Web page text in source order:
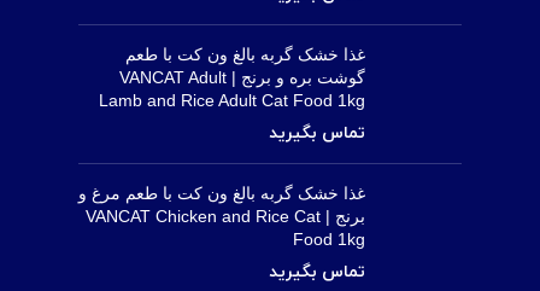
غذا خشک گربه بالغ ون کت با طعم
گوشت بره و برنج | VANCAT Adult
Lamb and Rice Adult Cat Food 1kg
غذا خشک گربه بالغ ون کت با طعم مرغ و
برنج | VANCAT Chicken and Rice Cat
Food 1kg